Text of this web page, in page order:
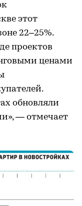
этот
22–25%.
проектов
ценами
обновляли
— отмечает